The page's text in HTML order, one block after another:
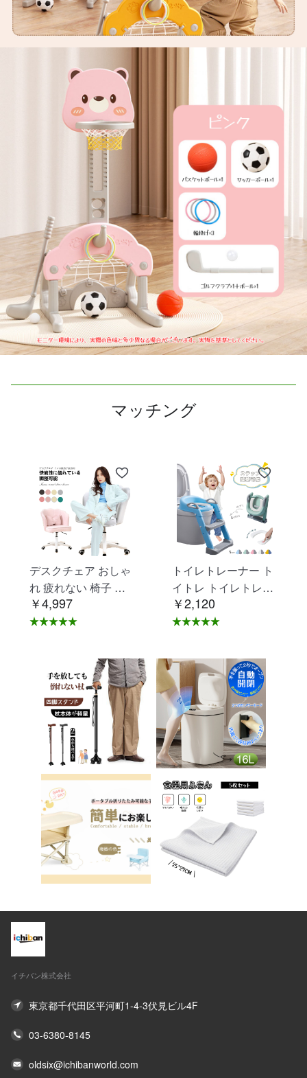
マッチング
デスクチェア おしゃ
れ 疲れない 椅子 白
ホワイト デスクチェ
ア 疲れにくい 学習椅
学習チェア オフィス
チェア パソコンチェ
ア ベロア調 インテリ
ア 椅子 イス 在宅ワ
ーク アシェル ブリリ
アント C-56
￥4,997
トイレトレーナー ト
イトレ トイレトレー
ニング トイレ 練習
折りたたみ おまる 補
供用 便座 トイレ補助
踏み台 男の子 女の子
子供 子ども トイトレ
送料無料 ステップ ス
テップ台 トイレ D-2
8
￥2,120
イチバン株式会社
東京都千代田区平河町1-4-3伏見ビル4F
03-6380-8145
oldsix@ichibanworld.com